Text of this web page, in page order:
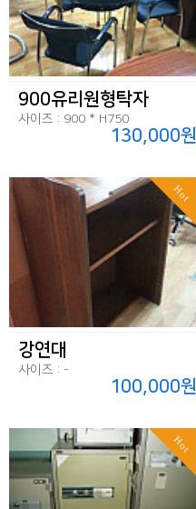
900유리원형탁자
사이즈 : 900 * H750
130,000원
Hot
강연대
사이즈 : -
100,000원
Hot